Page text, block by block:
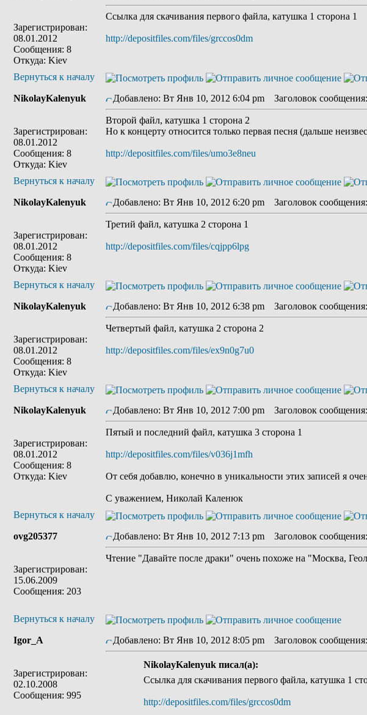
Зарегистрирован:
08.01.2012
Сообщения: 8
Откуда: Kiev
Ссылка для скачивания первого файла, катушка 1 сторона 1
http://depositfiles.com/files/grccos0dm
Вернуться к началу
NikolayKalenyuk
Зарегистрирован:
08.01.2012
Сообщения: 8
Откуда: Kiev
Добавлено: Вт Янв 10, 2012 6:04 pm Заголовок сообщения:
Второй файл, катушка 1 сторона 2
Но к концерту относится только первая песня (дальше
http://depositfiles.com/files/umo3e8neu
Вернуться к началу
NikolayKalenyuk
Зарегистрирован:
08.01.2012
Сообщения: 8
Откуда: Kiev
Добавлено: Вт Янв 10, 2012 6:20 pm Заголовок сообщения:
Третий файл, катушка 2 сторона 1
http://depositfiles.com/files/cqjpp6lpg
Вернуться к началу
NikolayKalenyuk
Зарегистрирован:
08.01.2012
Сообщения: 8
Откуда: Kiev
Добавлено: Вт Янв 10, 2012 6:38 pm Заголовок сообщения:
Четвертый файл, катушка 2 сторона 2
http://depositfiles.com/files/ex9n0g7u0
Вернуться к началу
NikolayKalenyuk
Зарегистрирован:
08.01.2012
Сообщения: 8
Откуда: Kiev
Добавлено: Вт Янв 10, 2012 7:00 pm Заголовок сообщения:
Пятый и последний файл, катушка 3 сторона 1
http://depositfiles.com/files/v036j1mfh
От себя добавлю, конечно в уникальности этих записей я
С уважением, Николай Каленюк
Вернуться к началу
ovg205377
Зарегистрирован:
15.06.2009
Сообщения: 203
Добавлено: Вт Янв 10, 2012 7:13 pm Заголовок сообщения:
Чтение "Давайте после драки" очень похоже на "Москва,
Вернуться к началу
Igor_A
Зарегистрирован:
02.10.2008
Сообщения: 995
Добавлено: Вт Янв 10, 2012 8:05 pm Заголовок сообщения:
NikolayKalenyuk писал(а):
Ссылка для скачивания первого файла, катушка 1
http://depositfiles.com/files/grccos0dm